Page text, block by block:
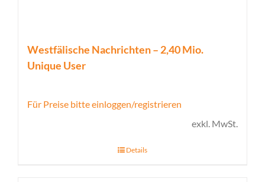
Westfälische Nachrichten – 2,40 Mio.
Unique User
Für Preise bitte einloggen/registrieren
exkl. MwSt.
Details